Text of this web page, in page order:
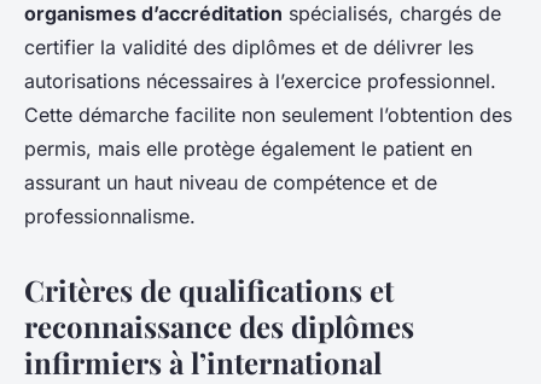
organismes d’accréditation spécialisés, chargés de
certifier la validité des diplômes et de délivrer les
autorisations nécessaires à l’exercice professionnel.
Cette démarche facilite non seulement l’obtention des
permis, mais elle protège également le patient en
assurant un haut niveau de compétence et de
professionnalisme.
Critères de qualifications et
reconnaissance des diplômes
infirmiers à l’international